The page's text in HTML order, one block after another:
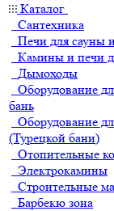
Каталог
Сантехника
Печи для сауны
Камины и печи
Дымоходы
Оборудование
бань
Оборудование
(Турецкой бани)
Отопительные
Электрокамины
Строительные
Барбекю зона